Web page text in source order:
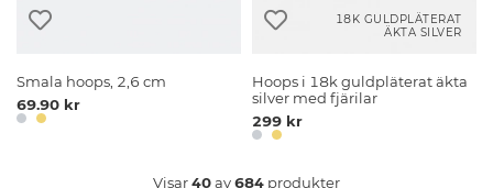
Smala hoops, 2,6 cm
69.90 kr
18K GULDPLÄTERAT
ÄKTA SILVER
Hoops i 18k guldpläterat äkta
silver med fjärilar
299 kr
Visar40av684 produkter